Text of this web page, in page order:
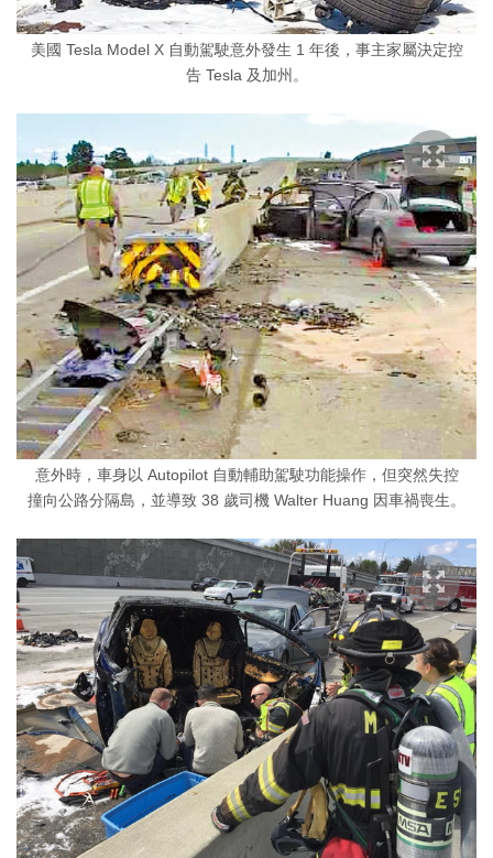
美國 Tesla Model X 自動駕駛意外發生 1 年後，事主家屬決定控
告 Tesla 及加州。
意外時，車身以 Autopilot 自動輔助駕駛功能操作，但突然失控
撞向公路分隔島，並導致 38 歲司機 Walter Huang 因車禍喪生。